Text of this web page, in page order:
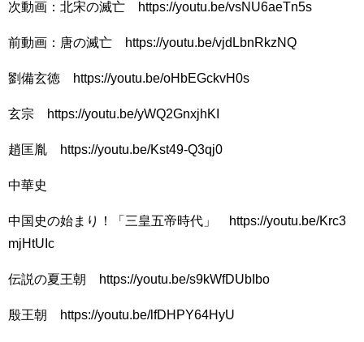
次動画：北宋の滅亡 https://youtu.be/vsNU6aeTn5s
前動画：唐の滅亡 https://youtu.be/vjdLbnRkzNQ
劉備玄徳 https://youtu.be/oHbEGckvH0s
玄宗 https://youtu.be/yWQ2GnxjhKI
趙匡胤 https://youtu.be/Kst49-Q3qj0
中華史
中国史の始まり！「三皇五帝時代」 https://youtu.be/Krc3
mjHtUIc
伝説の夏王朝 https://youtu.be/s9kWfDUbIbo
殷王朝 https://youtu.be/lfDHPY64HyU